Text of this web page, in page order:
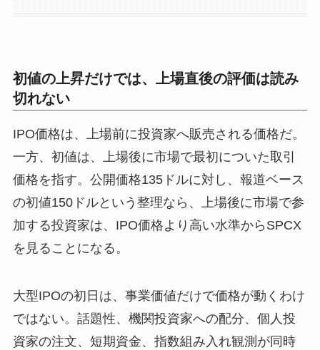
初値の上昇だけでは、上場直後の評価は読み
切れない
IPO価格は、上場前に投資家へ販売される価格だ。
一方、初値は、上場後に市場で最初についた取引
価格を指す。公開価格135ドルに対し、報道ベース
の初値150ドルという整理なら、上場後に市場で参
加する投資家は、IPO価格より高い水準からSPCX
を見ることになる。
大型IPOの初日は、事業価値だけで価格が動くわけ
ではない。話題性、機関投資家への配分、個人投
資家の注文、短期資金、指数組み入れ観測が同時